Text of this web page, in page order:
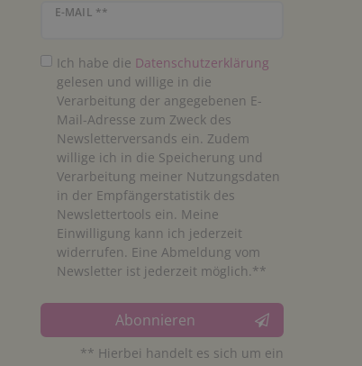
E-MAIL **
Newsletter Honig
Ich habe die Daten­schutz­erklärung
gelesen und willige in die
Verarbeitung der angegebenen E-
Mail-Adresse zum Zweck des
Newsletterversands ein. Zudem
willige ich in die Speicherung und
Verarbeitung meiner Nutzungsdaten
in der Empfängerstatistik des
Newslettertools ein. Meine
Einwilligung kann ich jederzeit
widerrufen. Eine Abmeldung vom
Newsletter ist jederzeit möglich.**
Abonnieren
** Hierbei handelt es sich um ein